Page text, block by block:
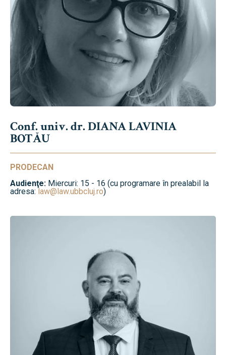
Conf. univ. dr. DIANA LAVINIA
BOTĂU
PRODECAN
Audienţe: Miercuri: 15 - 16 (cu programare în prealabil la
adresa: law@law.ubbcluj.ro)